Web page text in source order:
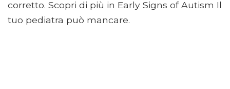
corretto. Scopri di più in Early Signs of Autism Il
tuo pediatra può mancare.